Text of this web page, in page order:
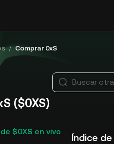
/ Comprar 0xS
($0XS)
$0XS en vivo
Buscar
Índice de